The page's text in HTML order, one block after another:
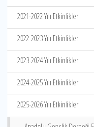
2021-2022 Yılı Etkinlikleri
2022-2023 Yılı Etkinlikleri
2023-2024 Yılı Etkinlikleri
2024-2025 Yılı Etkinlikleri
2025-2026 Yılı Etkinlikleri